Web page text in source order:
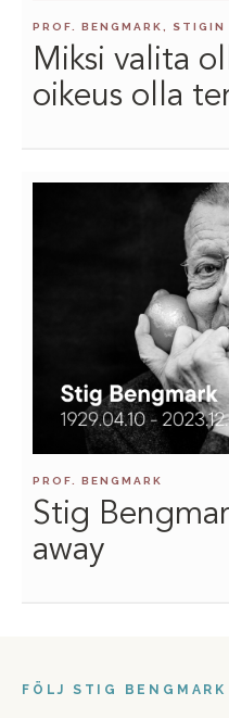
PROF. BENGMARK, STIGIN
Miksi valita
oikeus olla
PROF. BENGMARK
Stig
away
FÖLJ STIG BENGMARK